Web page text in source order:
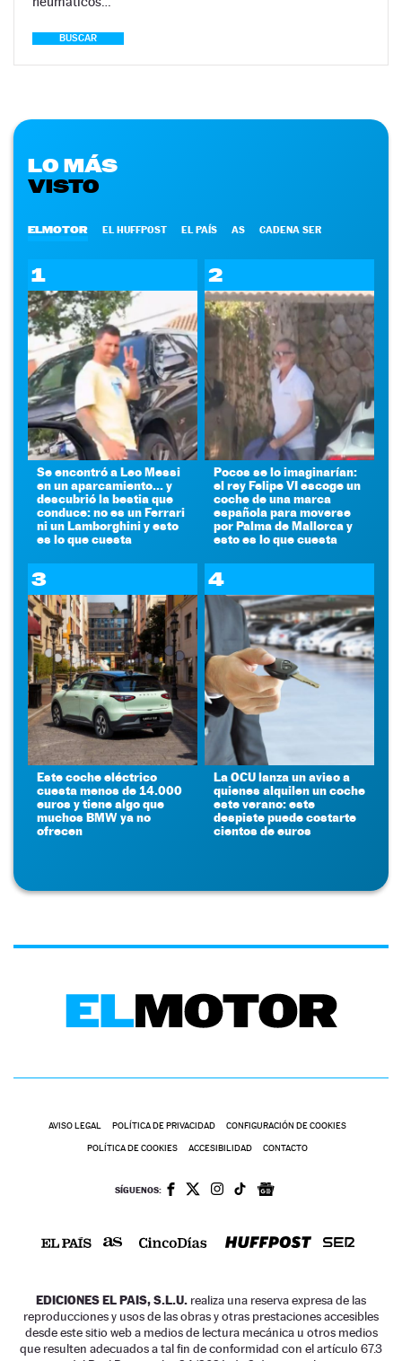
BUSCAR
LO MÁS
VISTO
ELMOTOR EL HUFFPOST EL PAÍS AS CADENA SER
1
Se encontró a Leo Messi
en un aparcamiento... y
descubrió la bestia que
conduce: no es un Ferrari
ni un Lamborghini y esto
es lo que cuesta
2
Pocos se lo imaginarían:
el rey Felipe VI escoge un
coche de una marca
española para moverse
por Palma de Mallorca y
esto es lo que cuesta
3
Este coche eléctrico
cuesta menos de 14.000
euros y tiene algo que
muchos BMW ya no
ofrecen
4
La OCU lanza un aviso a
quienes alquilen un coche
este verano: este
despiste puede costarte
cientos de euros
AVISO LEGAL POLÍTICA DE PRIVACIDAD CONFIGURACIÓN DE COOKIES
POLÍTICA DE COOKIES ACCESIBILIDAD CONTACTO
SÍGUENOS:
EDICIONES EL PAIS, S.L.U. realiza una reserva expresa de las
reproducciones y usos de las obras y otras prestaciones accesibles
desde este sitio web a medios de lectura mecánica u otros medios
que resulten adecuados a tal fin de conformidad con el artículo 67.3